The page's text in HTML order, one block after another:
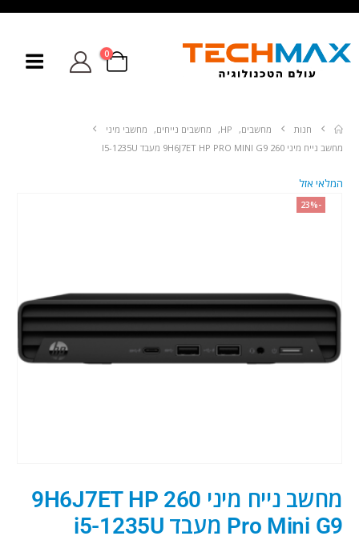
0
חנות מחשבים,
HP
, מחשבים נייחים,
מחשבי מיני
מחשב נייח מיני 260 9H6J7ET HP PRO MINI G9 מעבד I5-1235U
-23%
המלאי אזל
מחשב נייח מיני 260 9H6J7ET HP
Pro Mini G9 מעבד i5-1235U